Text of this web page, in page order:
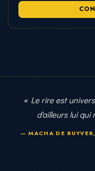
« Le rire est
d'ailleurs lui qui
— MACHA DE